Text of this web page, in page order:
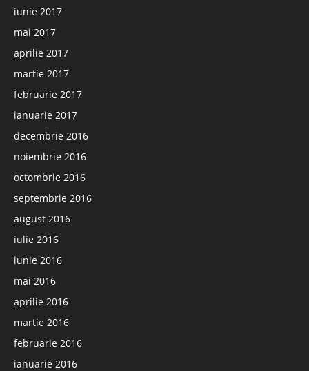
iunie 2017
mai 2017
aprilie 2017
martie 2017
februarie 2017
ianuarie 2017
decembrie 2016
noiembrie 2016
octombrie 2016
septembrie 2016
august 2016
iulie 2016
iunie 2016
mai 2016
aprilie 2016
martie 2016
februarie 2016
ianuarie 2016